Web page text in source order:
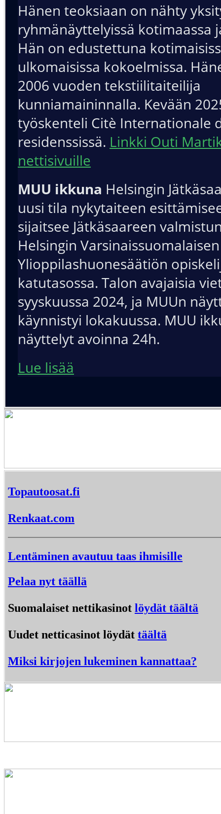
Hänen teoksiaan on nähty
ryhmänäyttelyissä kotimaassa
Hän on edustettuna
ulkomaisissa kokoelmissa.
2006 vuoden tekstiilitaiteilija
kunniamaininnalla. Kevään
työskenteli Citè Internationale
residenssissä. Linkki Outi
nettisivuille
MUU ikkuna Helsingin
uusi tila nykytaiteen
sijaitsee Jätkäsaareen
Helsingin Varsinaissuomalaisen
Ylioppilashuonesäätiön
katutasossa. Talon avajaisia
syyskuussa 2024, ja MUUn
käynnistyi lokakuussa. MUU
näyttelyt avoinna 24h.
Lue lisää
Topautoosat.fi
Renkaat.com
Lentäminen avautuu taas ihmisille
Pelaa nyt täällä
Suomalaiset nettikasinot löydät täältä
Uudet netticasinot löydät täältä
Miksi kirjojen lukeminen kannattaa?